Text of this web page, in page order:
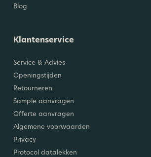
Blog
Klantenservice
Service & Advies
Openingstijden
Retourneren
Sample aanvragen
Offerte aanvragen
Algemene voorwaarden
Privacy
Protocol datalekken